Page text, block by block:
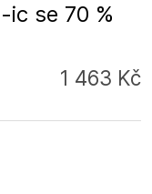
ic se 70 %
1 463 Kč